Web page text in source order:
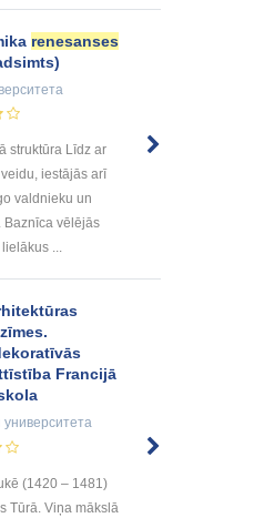
renesanses
struktūra Līdz ar
iestājās arī
valdnieku un
Baznīca vēlējās
...
Francijā
университета
(1420 – 1481)
Tūrā. Viņa mākslā